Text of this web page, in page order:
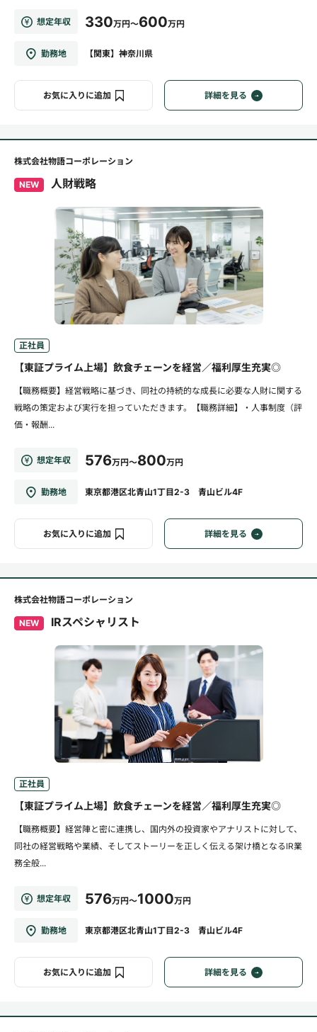
想定年収 330万円～600万円
勤務地 【関東】神奈川県
お気に入りに追加 詳細を見る
株式会社物語コーポレーション
NEW 人財戦略
正社員
【東証プライム上場】飲食チェーンを経営／福利厚生充実◎
【職務概要】経営戦略に基づき、同社の持続的な成長に必要な人財に関する
戦略の策定および実行を担っていただきます。【職務詳細】・人事制度（評
価・報酬...
想定年収 576万円～800万円
勤務地 東京都港区北青山1丁目2-3 青山ビル4F
お気に入りに追加 詳細を見る
株式会社物語コーポレーション
NEW IRスペシャリスト
正社員
【東証プライム上場】飲食チェーンを経営／福利厚生充実◎
【職務概要】経営陣と密に連携し、国内外の投資家やアナリストに対して、
同社の経営戦略や業績、そしてストーリーを正しく伝える架け橋となるIR業
務全般...
想定年収 576万円～1000万円
勤務地 東京都港区北青山1丁目2-3 青山ビル4F
お気に入りに追加 詳細を見る